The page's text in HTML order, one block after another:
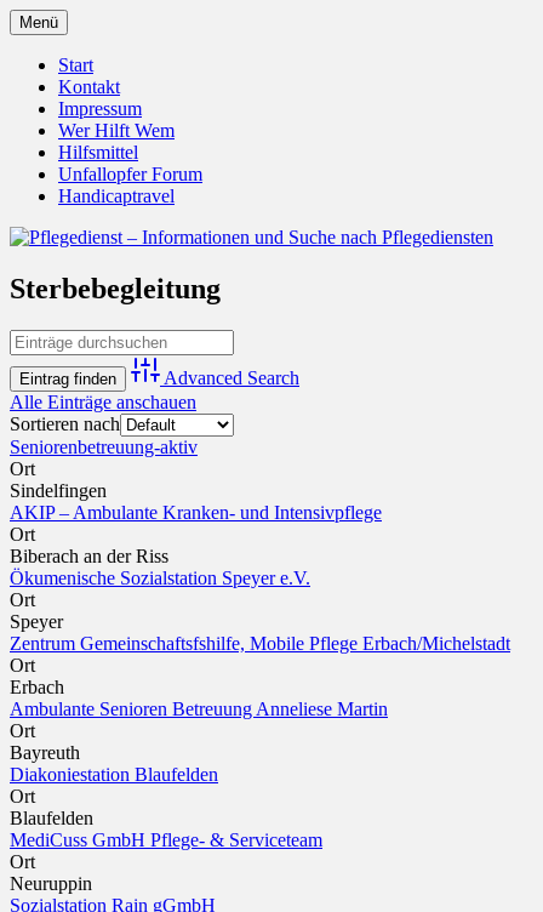
Zum
Inhalt
springen
Pflegedienst – Informationen
und Suche nach Pflegediensten
Unfallopfer – Hilfswerk
Menü
Start
Kontakt
Impressum
Wer Hilft Wem
Hilfsmittel
Unfallopfer Forum
Handicaptravel
Sterbebegleitung
Advanced Search
Alle Einträge anschauen
Sortieren nach
Seniorenbetreuung-aktiv
Ort
Sindelfingen
AKIP – Ambulante Kranken- und Intensivpflege
Ort
Biberach an der Riss
Ökumenische Sozialstation Speyer e.V.
Ort
Speyer
Zentrum Gemeinschaftsfshilfe, Mobile Pflege Erbach/Michelstadt
Ort
Erbach
Ambulante Senioren Betreuung Anneliese Martin
Ort
Bayreuth
Diakoniestation Blaufelden
Ort
Blaufelden
MediCuss GmbH Pflege- & Serviceteam
Ort
Neuruppin
Sozialstation Rain gGmbH